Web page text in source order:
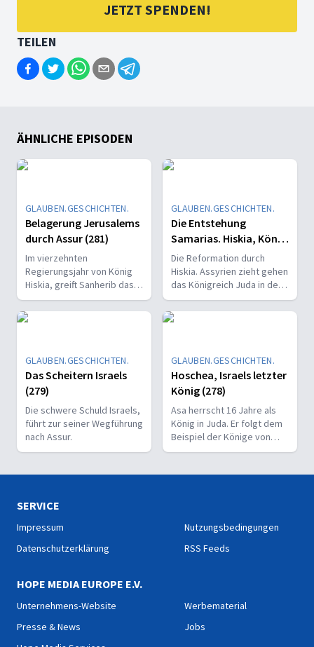
JETZT SPENDEN!
TEILEN
ÄHNLICHE EPISODEN
GLAUBEN.GESCHICHTEN.
Belagerung Jerusalems
durch Assur (281)
Im vierzehnten
Regierungsjahr von König
Hiskia, greift Sanherib das
Königreich Juda an.
GLAUBEN.GESCHICHTEN.
Die Entstehung
Samarias. Hiskia, König
von Juda.(280)
Die Reformation durch
Hiskia. Assyrien zieht gehen
das Königreich Juda in den
Krieg und belagert
Jerusalem.
GLAUBEN.GESCHICHTEN.
Das Scheitern Israels
(279)
Die schwere Schuld Israels,
führt zur seiner Wegführung
nach Assur.
GLAUBEN.GESCHICHTEN.
Hoschea, Israels letzter
König (278)
Asa herrscht 16 Jahre als
König in Juda. Er folgt dem
Beispiel der Könige von
Israel und wandte sich von
SERVICE
Impressum
Datenschutzerklärung
Nutzungsbedingungen
RSS Feeds
HOPE MEDIA EUROPE E.V.
Unternehmens-Website
Presse & News
Werbematerial
Jobs